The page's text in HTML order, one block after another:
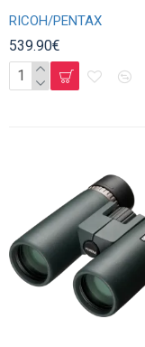
RICOH/PENTAX
539.90€